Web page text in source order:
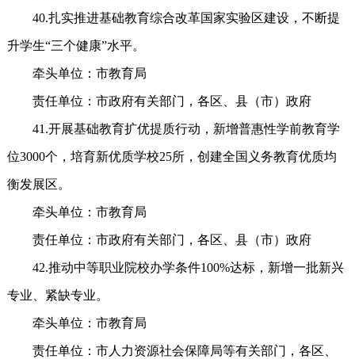
40.扎实推进基础教育综合改革国家实验区建设，不断提
升学生“三个健康”水平。
牵头单位：市教育局
责任单位：市政府有关部门，各区、县（市）政府
41.开展基础教育扩优提质行动，新增普惠性学前教育学
位3000个，培育新优质学校25所，创建全国义务教育优质均
衡发展区。
牵头单位：市教育局
责任单位：市政府有关部门，各区、县（市）政府
42.推动中等职业院校办学条件100%达标，新增一批新兴
专业、紧缺专业。
牵头单位：市教育局
责任单位：市人力资源社会保障局等有关部门，各区、